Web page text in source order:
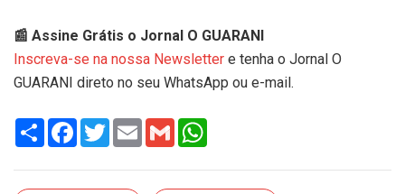
📰 Assine Grátis o Jornal O GUARANI
Inscreva-se na nossa Newsletter e tenha o Jornal O
GUARANI direto no seu WhatsApp ou e-mail.
Share Facebook
TwitterEmail Gmail